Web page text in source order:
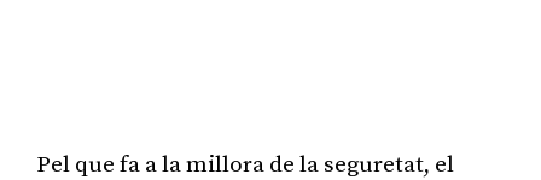
Pel que fa a la millora de la seguretat, el